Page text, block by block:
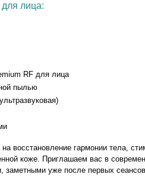
лица:
RF для лица
пылью
восстановление гармонии тела,
коже. Приглашаем вас в
заметными уже после первых